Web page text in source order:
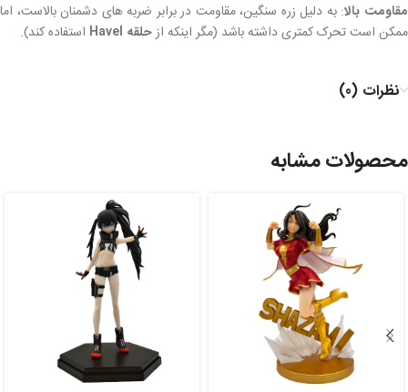
مقاومت بالا: به دلیل زره سنگین، مقاومت در برابر ضربه های دشمنان بالاست، اما
ممکن است تحرک کمتری داشته باشد (مگر اینکه ازحلقه Havel استفاده کند).
نظرات (0)
محصولات مشابه